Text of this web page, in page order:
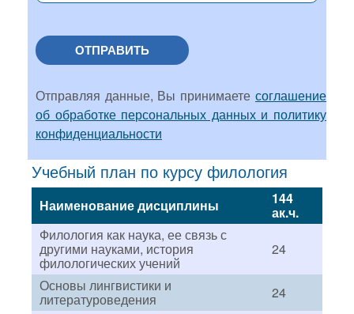
ОТПРАВИТЬ
Отправляя данные, Вы принимаете соглашение
об обработке персональных данных и политику
конфиденциальности
Учебный план по курсу филология
Наименование дисциплины 144
ак.ч.
Филология как наука, ее связь с
другими науками, история
филологических учений
24
Основы лингвистики и
литературоведения
24